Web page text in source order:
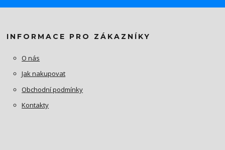
INFORMACE PRO ZÁKAZNÍKY
O nás
Jak nakupovat
Obchodní podmínky
Kontakty